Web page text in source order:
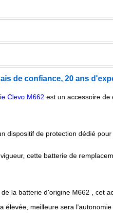
de confiance, 20 ans
Clevo M662 est un accessoire de
dispositif de protection dédié
cette batterie de
la batterie d'origine M662 , cet
élevée, meilleure sera